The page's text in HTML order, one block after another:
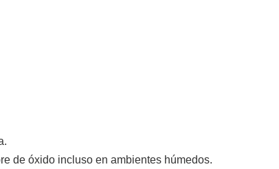
de óxido incluso en ambientes húmedos.